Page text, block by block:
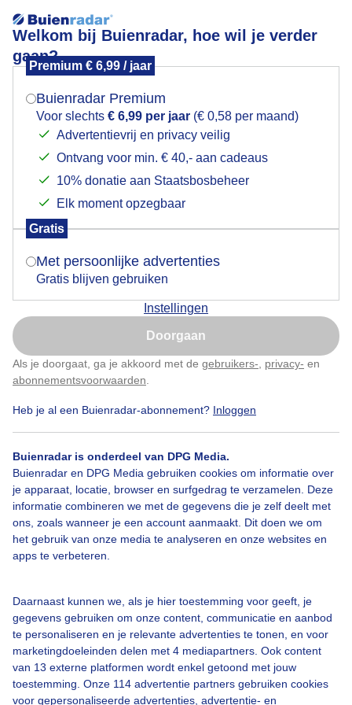
Welkom bij Buienradar, hoe wil je verder
gaan?
Premium € 6,99 / jaar
Buienradar Premium
Voor slechts € 6,99 per jaar (€ 0,58 per maand)
Advertentievrij en privacy veilig
Ontvang voor min. € 40,- aan cadeaus
10% donatie aan Staatsbosbeheer
Elk moment opzegbaar
Gratis
Met persoonlijke advertenties
Gratis blijven gebruiken
Instellingen
Doorgaan
Als je doorgaat, ga je akkoord met de gebruikers- privacy- en
abonnementsvoorwaarden
Heb je al een Buienradar-abonnement? Inloggen
Buienradar is onderdeel van DPG Media.
Buienradar en DPG Media gebruiken cookies om informatie over
je apparaat, locatie, browser en surfgedrag te verzamelen. Deze
informatie combineren we met de gegevens die je zelf deelt met
ons, zoals wanneer je een account aanmaakt. Dit doen we om
het gebruik van onze media te analyseren en onze websites en
apps te verbeteren.
Daarnaast kunnen we, als je hier toestemming voor geeft, je
gegevens gebruiken om onze content, communicatie en aanbod
te personaliseren en je relevante advertenties te tonen, en voor
marketingdoeleinden delen met 4 mediapartners. Ook content
van 13 externe platformen wordt enkel getoond met jouw
toestemming. Onze 114 advertentie partners gebruiken cookies
voor gepersonaliseerde advertenties, advertentie- en
veelalgrijs
Populaire categorieën
Lente
Zomer
Over Buienradar
Bedrijfsgegevens
Veelgestelde vragen
Contact
Gebruikersvoorwaarden
Adverteren
Buienradar Team
Privacy beleid
Mogen we je locatie gebruiken voor het
Indien je hier nog geen akkoord op hebt gegeven,
verschijnt er zo een pop-up uit je browser waarin
Is goed, toon de popup
Nu niet, misschien later
Klik hierom dit aan te passen